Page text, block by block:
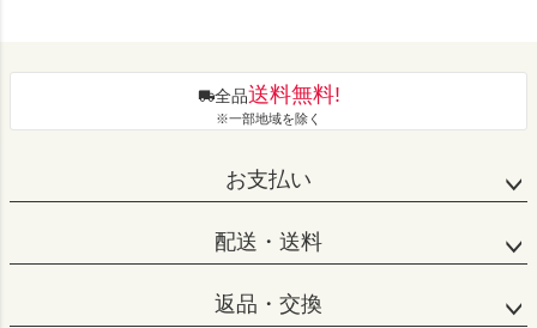
全品送料無料!
※一部地域を除く
お支払い
配送・送料
返品・交換